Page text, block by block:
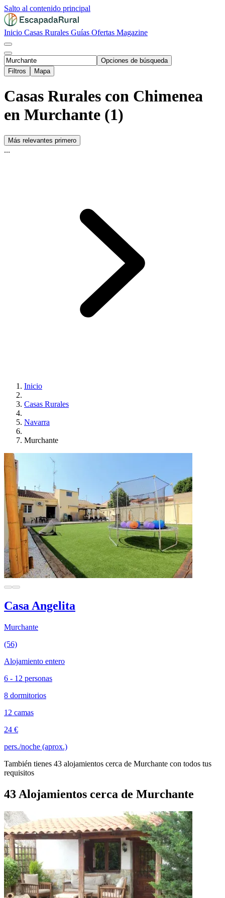
Salto al contenido principal
Inicio Casas Rurales Guías Ofertas Magazine
Opciones de búsqueda
Filtros
Mapa
Casas Rurales con Chimenea
en Murchante (1)
Más relevantes primero
...
Inicio
Casas Rurales
Navarra
Murchante
Casa Angelita
Murchante
(56)
Alojamiento entero
6 - 12 personas
8 dormitorios
12 camas
24 €
pers./noche (aprox.)
También tienes 43 alojamientos cerca de Murchante con todos tus
requisitos
43 Alojamientos cerca de Murchante